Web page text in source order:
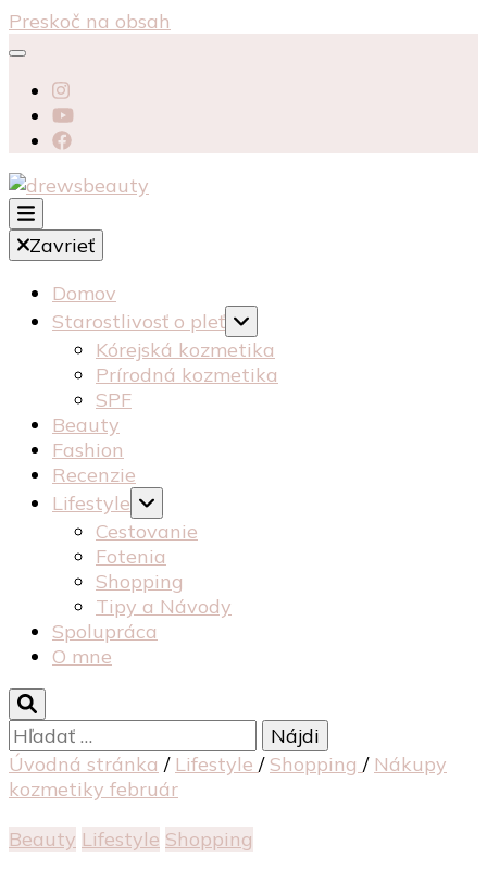
Preskoč na obsah
drewsbeauty
starostlivosť péče o pleť recenzia recenze
kosmetika kozmetika
Zavrieť
Domov
Starostlivosť o pleť
Kórejská kozmetika
Prírodná kozmetika
SPF
Beauty
Fashion
Recenzie
Lifestyle
Cestovanie
Fotenia
Shopping
Tipy a Návody
Spolupráca
O mne
Hľadať:
Úvodná stránka / Lifestyle / Shopping / Nákupy
kozmetiky február
Beauty Lifestyle Shopping